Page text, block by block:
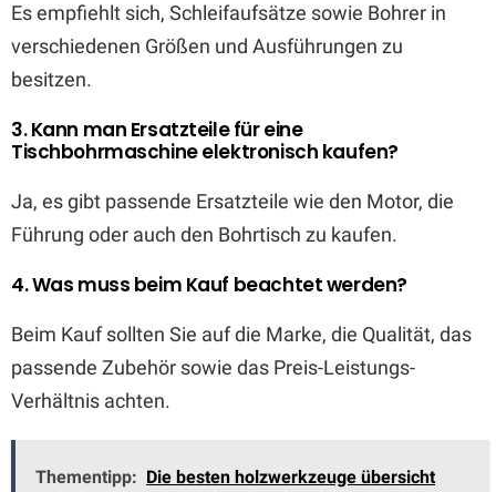
Es empfiehlt sich, Schleifaufsätze sowie Bohrer in
verschiedenen Größen und Ausführungen zu
besitzen.
3. Kann man Ersatzteile für eine
Tischbohrmaschine elektronisch kaufen?
Ja, es gibt passende Ersatzteile wie den Motor, die
Führung oder auch den Bohrtisch zu kaufen.
4. Was muss beim Kauf beachtet werden?
Beim Kauf sollten Sie auf die Marke, die Qualität, das
passende Zubehör sowie das Preis-Leistungs-
Verhältnis achten.
Thementipp: Die besten holzwerkzeuge übersicht